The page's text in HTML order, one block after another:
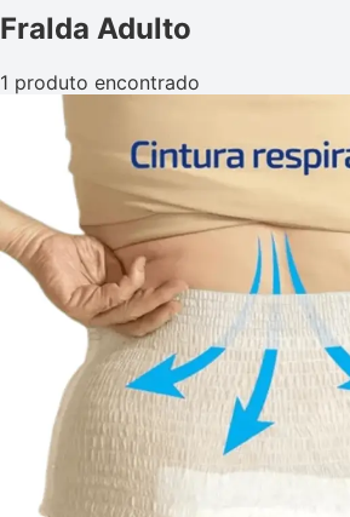
Fralda Adulto
1 produto encontrado